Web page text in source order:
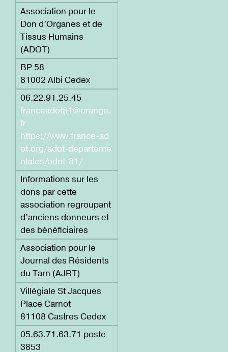
Association pour le
Don d’Organes et de
Tissus Humains
(ADOT)
BP 58
81002 Albi Cedex
06.22.91.25.45
franceadot81@orange.
fr
https://www.france-ad
ot.org/adot-departeme
ntales/adot-81/
Informations sur les
dons par cette
association regroupant
d’anciens donneurs et
des bénéficiaires
Association pour le
Journal des Résidents
du Tarn (AJRT)
Villégiale St Jacques
Place Carnot
81108 Castres Cedex
05.63.71.63.71 poste
3853